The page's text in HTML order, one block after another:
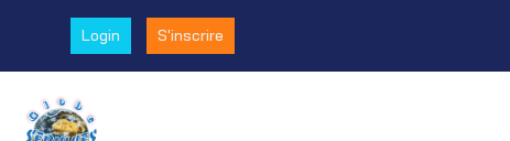
Login S'inscrire